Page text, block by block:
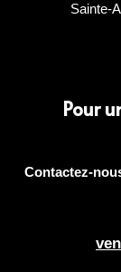
Sainte-
Pour
Contactez-